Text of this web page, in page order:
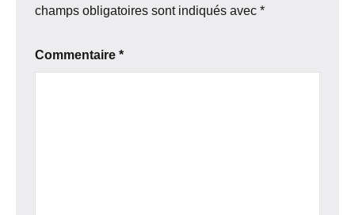
champs obligatoires sont indiqués avec *
Commentaire *